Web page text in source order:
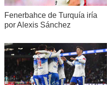
Fenerbahce de Turquía iría
por Alexis Sánchez